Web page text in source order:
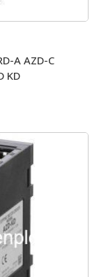
A AZD-C
KD